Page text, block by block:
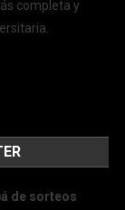
completa y
de sorteos